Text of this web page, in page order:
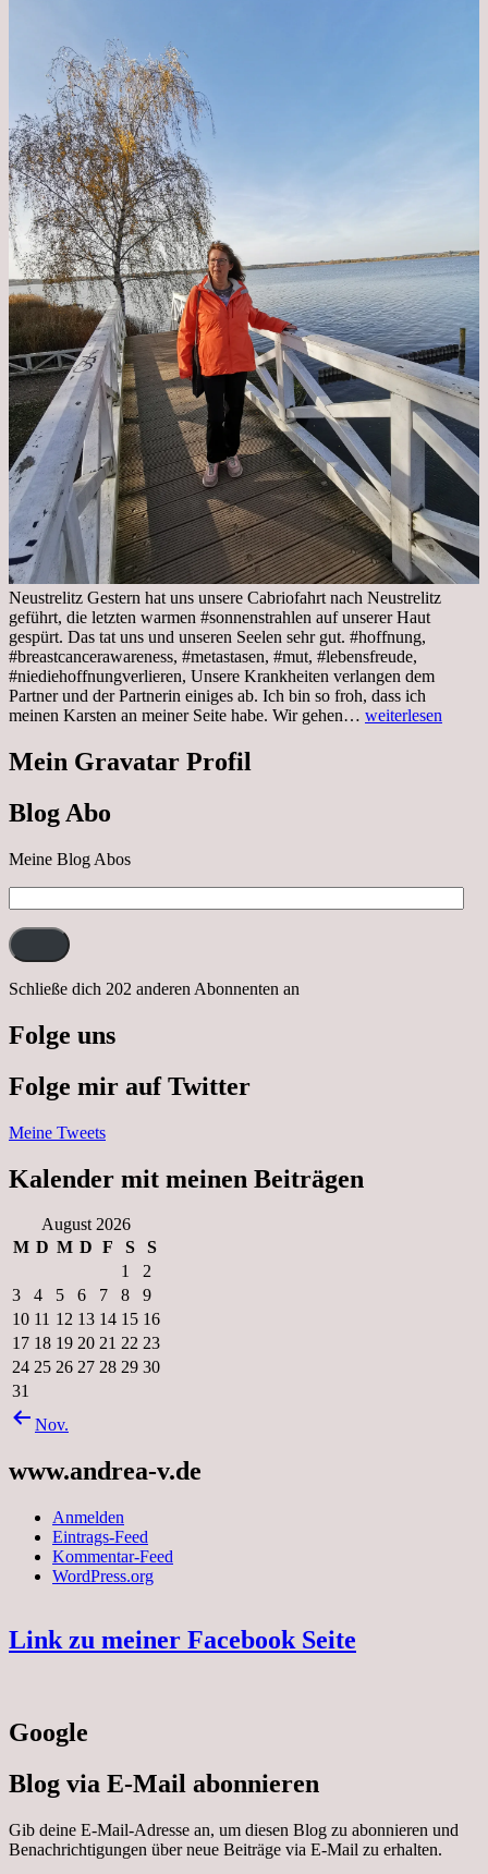
Neustrelitz Gestern hat uns unsere Cabriofahrt nach Neustrelitz
geführt, die letzten warmen #sonnenstrahlen auf unserer Haut
gespürt. Das tat uns und unseren Seelen sehr gut. #hoffnung,
#breastcancerawareness, #metastasen, #mut, #lebensfreude,
#niediehoffnungverlieren, Unsere Krankheiten verlangen dem
Partner und der Partnerin einiges ab. Ich bin so froh, dass ich
meinen Karsten an meiner Seite habe. Wir gehen… Sonnabend,
weiterlesen
Mein Gravatar Profil
Blog Abo
Meine Blog Abos
Mail-
Adresse:
Schließe dich 202 anderen Abonnenten an
Folge uns
Folge mir auf Twitter
Meine Tweets
Kalender mit meinen Beiträgen
August 2026
M D M D F S
S
1
2
3
4 5 6 7 8
9
10 11 12 13 14 15 16
17 18 19 20 21 22 23
24 25 26 27 28 29 30
31
Nov.
www.andrea-v.de
Anmelden
Eintrags-Feed
Kommentar-Feed
WordPress.org
Link zu meiner Facebook Seite
Google
Blog via E-Mail abonnieren
Gib deine E-Mail-Adresse an, um diesen Blog zu abonnieren und
Benachrichtigungen über neue Beiträge via E-Mail zu erhalten.